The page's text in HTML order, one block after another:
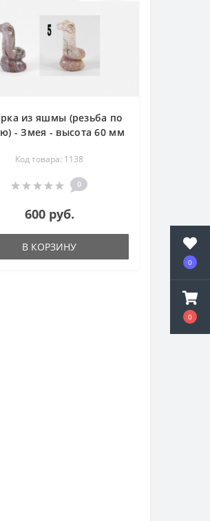
0
0
из яшмы (резьба по
- Змея - высота 60 мм
Код товара: 1138
0
600 руб.
В КОРЗИНУ